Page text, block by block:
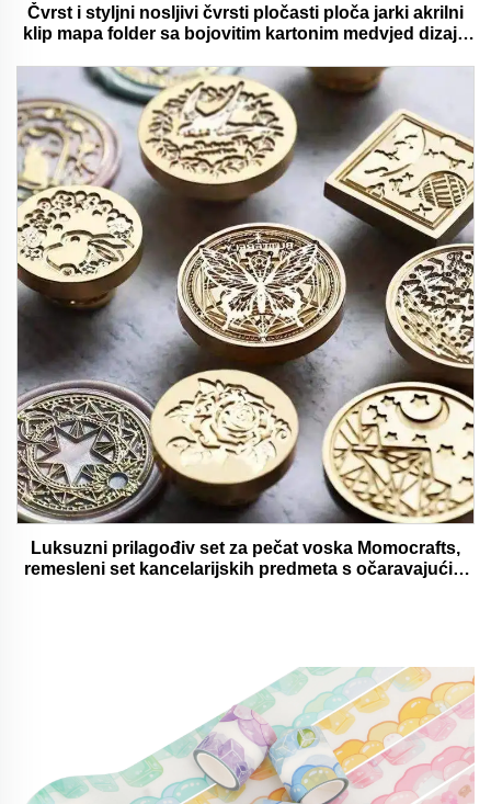
Čvrst i styljni nosljivi čvrsti pločasti ploča jarki akrilni
klip mapa folder sa bojovitim kartonim medvjed dizajn
Luksuzni prilagođiv set za pečat voska Momocrafts,
remesleni set kancelarijskih predmeta s očaravajućim